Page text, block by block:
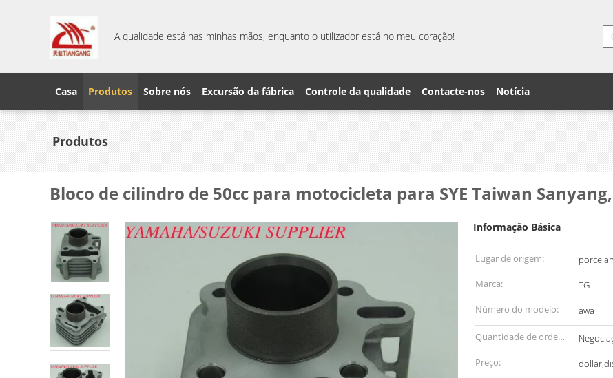
A qualidade está nas minhas mãos, enquanto o utilizador está no meu coração!
Casa Produtos Sobre nós Excursão da fábrica Controle da qualidade Contacte-nos Notícia
Produtos
Bloco de cilindro de 50cc para motocicleta para SYE Taiwan
Informação Básica
Lugar de origem:
Marca:
TG
Número do modelo:
awa
Quantidade de ordem
mínima:
Preço: